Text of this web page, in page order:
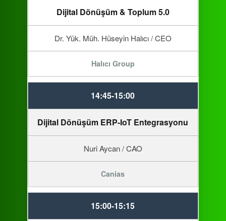
Dijital Dönüşüm & Toplum 5.0
Dr. Yük. Müh. Hüseyin Halıcı / CEO
Halıcı Group
14:45-15:00
Dijital Dönüşüm ERP-IoT Entegrasyonu
Nuri Aycan / CAO
Canias
15:00-15:15